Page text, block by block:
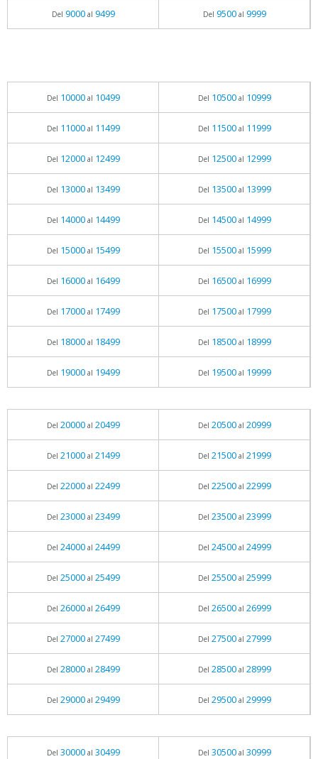
Del 9000al 9499 Del 9500al 9999
Del 10000al 10499 Del 10500al 10999
Del 11000al 11499 Del 11500al 11999
Del 12000al 12499 Del 12500al 12999
Del 13000al 13499 Del 13500al 13999
Del 14000al 14499 Del 14500al 14999
Del 15000al 15499 Del 15500al 15999
Del 16000al 16499 Del 16500al 16999
Del 17000al 17499 Del 17500al 17999
Del 18000al 18499 Del 18500al 18999
Del 19000al 19499 Del 19500al 19999
Del 20000al 20499 Del 20500al 20999
Del 21000al 21499 Del 21500al 21999
Del 22000al 22499 Del 22500al 22999
Del 23000al 23499 Del 23500al 23999
Del 24000al 24499 Del 24500al 24999
Del 25000al 25499 Del 25500al 25999
Del 26000al 26499 Del 26500al 26999
Del 27000al 27499 Del 27500al 27999
Del 28000al 28499 Del 28500al 28999
Del 29000al 29499 Del 29500al 29999
Del 30000al 30499 Del 30500al 30999